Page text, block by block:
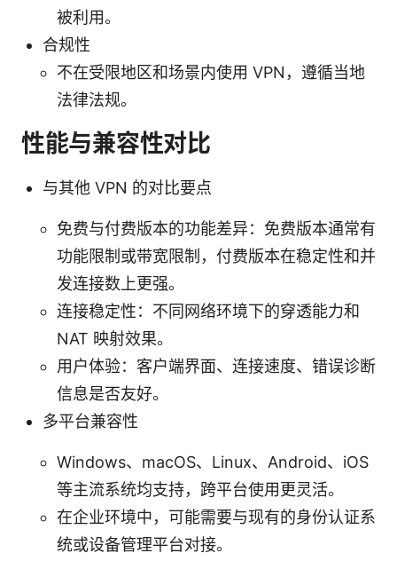
被利用。
合规性
不在受限地区和场景内使用 VPN，遵循当地
法律法规。
性能与兼容性对比
与其他 VPN 的对比要点
免费与付费版本的功能差异：免费版本通常有
功能限制或带宽限制，付费版本在稳定性和并
发连接数上更强。
连接稳定性：不同网络环境下的穿透能力和
NAT 映射效果。
用户体验：客户端界面、连接速度、错误诊断
信息是否友好。
多平台兼容性
Windows、macOS、Linux、Android、iOS
等主流系统均支持，跨平台使用更灵活。
在企业环境中，可能需要与现有的身份认证系
统或设备管理平台对接。